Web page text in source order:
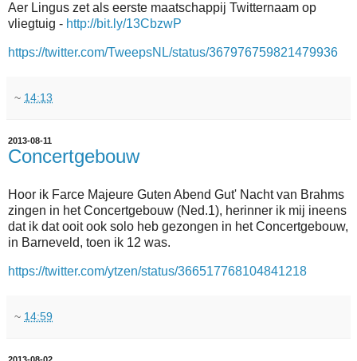
Aer Lingus zet als eerste maatschappij Twitternaam op
vliegtuig - http://bit.ly/13CbzwP
https://twitter.com/TweepsNL/status/367976759821479936
~ 14:13
2013-08-11
Concertgebouw
Hoor ik Farce Majeure Guten Abend Gut' Nacht van Brahms
zingen in het Concertgebouw (Ned.1), herinner ik mij ineens
dat ik dat ooit ook solo heb gezongen in het Concertgebouw,
in Barneveld, toen ik 12 was.
https://twitter.com/ytzen/status/366517768104841218
~ 14:59